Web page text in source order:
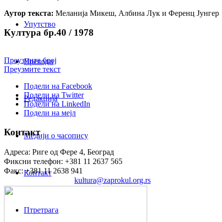
Упутство
Преводи
Редакција
Медији о часопису
Контакт
Птретрага
Аутор текста: Меланија Микеш, Албина Лук и Ференц Јунгер
Култура бр.40 / 1978
Преузмите број
Преузмите текст
Подели на Facebook
Подели на Twitter
Подели на LinkedIn
Подели на мејл
Контакт
Адреса: Риге од Фере 4, Београд
Фиксни телефон: +381 11 2637 565
Факс: +381 11 2638 941
kultura@zaprokul.org.rs